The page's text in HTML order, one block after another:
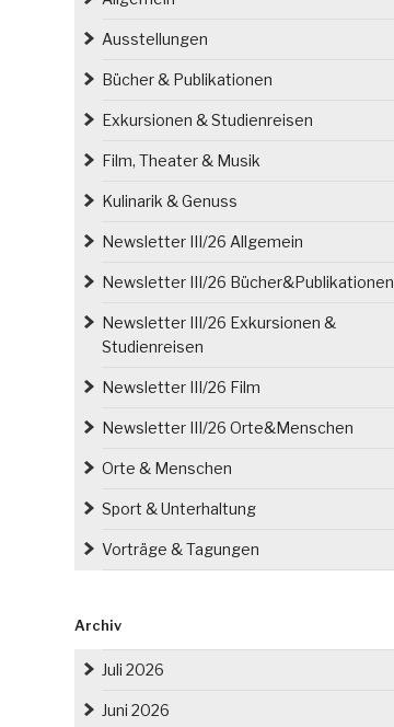
Ausstellungen
Bücher & Publikationen
Exkursionen & Studienreisen
Film, Theater & Musik
Kulinarik & Genuss
Newsletter III/26 Allgemein
Newsletter III/26 Bücher&Publikationen
Newsletter III/26 Exkursionen &
Studienreisen
Newsletter III/26 Film
Newsletter III/26 Orte&Menschen
Orte & Menschen
Sport & Unterhaltung
Vorträge & Tagungen
Archiv
Juli 2026
Juni 2026